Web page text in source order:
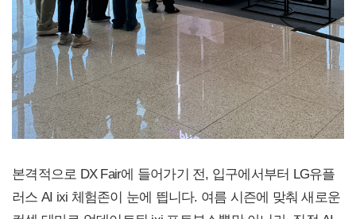
본격적으로 DX Fair에 들어가기 전, 입구에서부터 LG유플
러스 AI ixi 체험존이 눈에 띕니다. 여름 시즌에 맞춰 새로운